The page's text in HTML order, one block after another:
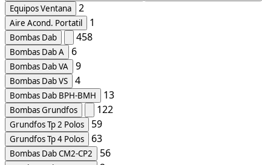
Equipos Ventana
2
Aire Acond. Portatil 1
Bombas Dab 458
Bombas Dab A 6
Bombas Dab VA 9
Bombas Dab VS 4
Bombas Dab BPH-BMH 13
Bombas Grundfos 122
Grundfos Tp 2 Polos 59
Grundfos Tp 4 Polos 63
Bombas Dab CM2-CP2 56